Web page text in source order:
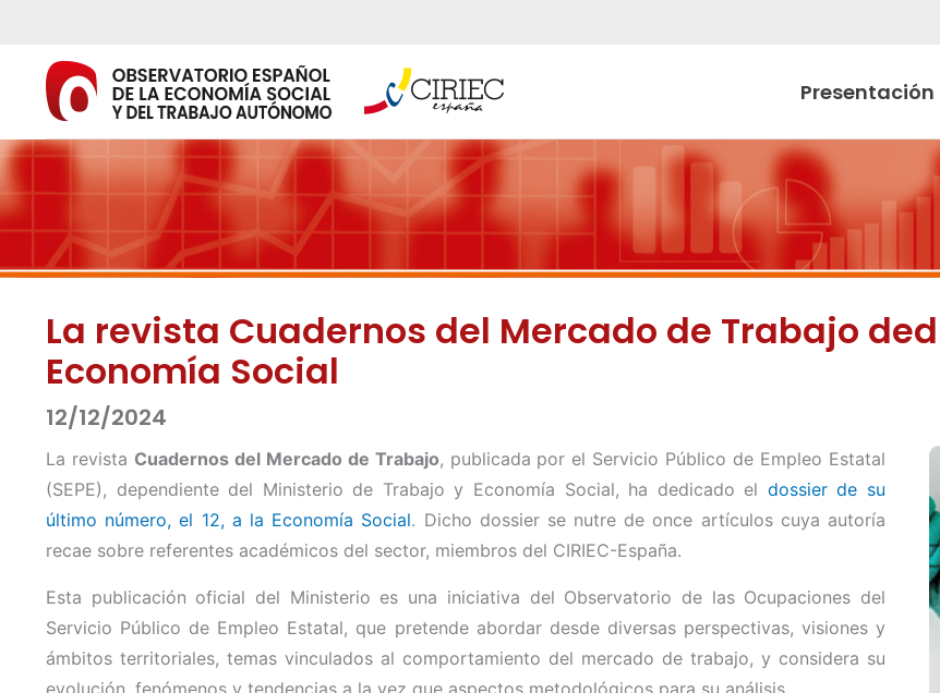
contenido
Presentación
La revista Cuadernos del Mercado de Trabajo
Economía Social
12/12/2024
La revista Cuadernos del Mercado de Trabajo, publicada por el Servicio Público de Empleo Estatal
(SEPE), dependiente del Ministerio de Trabajo y Economía Social, ha dedicado el dossier de su
último número, el 12, a la Economía Social. Dicho dossier se nutre de once artículos cuya autoría
recae sobre referentes académicos del sector, miembros del CIRIEC-España.
Esta publicación oficial del Ministerio es una iniciativa del Observatorio de las Ocupaciones del
Servicio Público de Empleo Estatal, que pretende abordar desde diversas perspectivas, visiones y
ámbitos territoriales, temas vinculados al comportamiento del mercado de trabajo, y considera su
evolución, fenómenos y tendencias a la vez que aspectos metodológicos para su análisis.